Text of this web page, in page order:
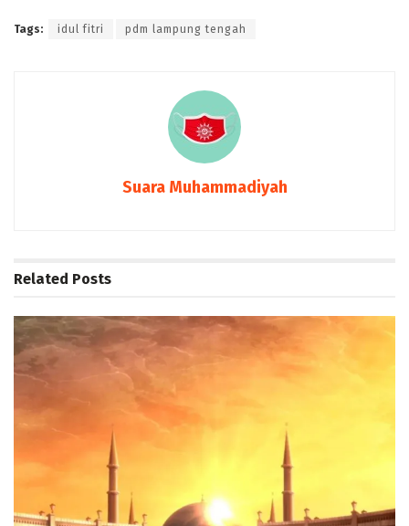
Tags: idul fitri pdm lampung tengah
Suara Muhammadiyah
Related Posts